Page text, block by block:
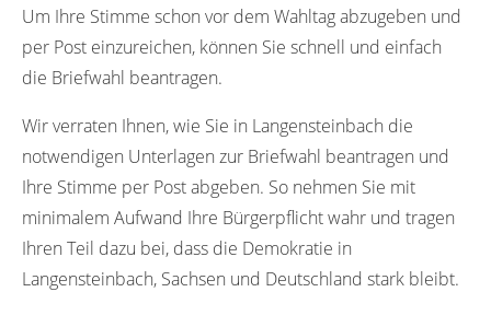
Um Ihre Stimme schon vor dem Wahltag abzugeben und
per Post einzureichen, können Sie schnell und einfach
die Briefwahl beantragen.
Wir verraten Ihnen, wie Sie in Langensteinbach die
notwendigen Unterlagen zur Briefwahl beantragen und
Ihre Stimme per Post abgeben. So nehmen Sie mit
minimalem Aufwand Ihre Bürgerpflicht wahr und tragen
Ihren Teil dazu bei, dass die Demokratie in
Langensteinbach, Sachsen und Deutschland stark bleibt.